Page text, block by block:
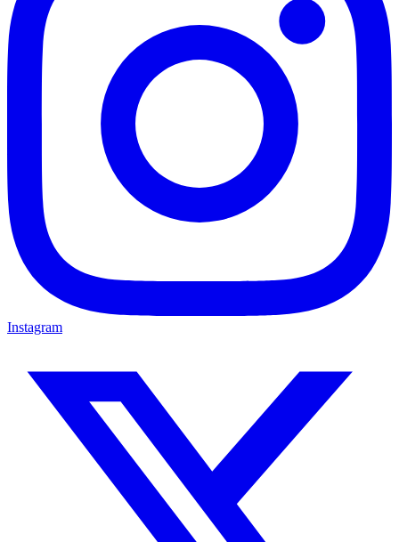
Instagram